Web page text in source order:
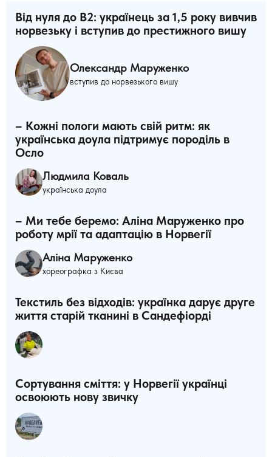
Від нуля до B2: українець за 1,5 року вивчив
норвезьку і вступив до престижного вишу
Олександр Маруженко
вступив до норвезького вишу
– Кожні пологи мають свій ритм: як
українська доула підтримує породіль в
Осло
Людмила Коваль
українська доула
– Ми тебе беремо: Аліна Маруженко про
роботу мрії та адаптацію в Норвегії
Аліна Маруженко
хореографка з Києва
Текстиль без відходів: українка дарує друге
життя старій тканині в Сандефіорді
Сортування сміття: у Норвегії українці
освоюють нову звичку